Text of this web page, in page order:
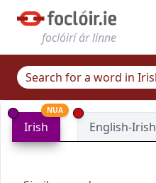
foclóirí ár linne
Irish
NUA
English-Irish